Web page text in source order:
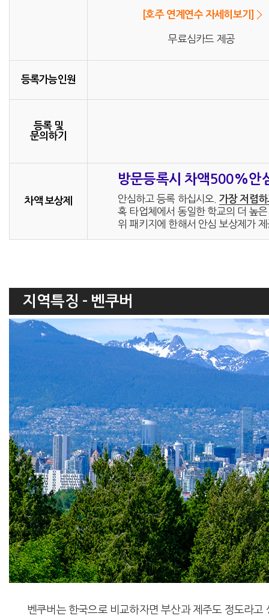
[호주 연계연수 자세히보기]
무료심카드 제공
등록가능인원
등록 및
문의하기
차액 보상제
방문등록시 차액500%안
안심하고 등록 하십시오. 가장 저렴
혹 타업체에서 동일한 학교의 더 높
위 패키지에 한해서 안심 보상제가
지역특징 - 벤쿠버
벤쿠버는 한국으로 비교하자면 부산과 제주도 정도라